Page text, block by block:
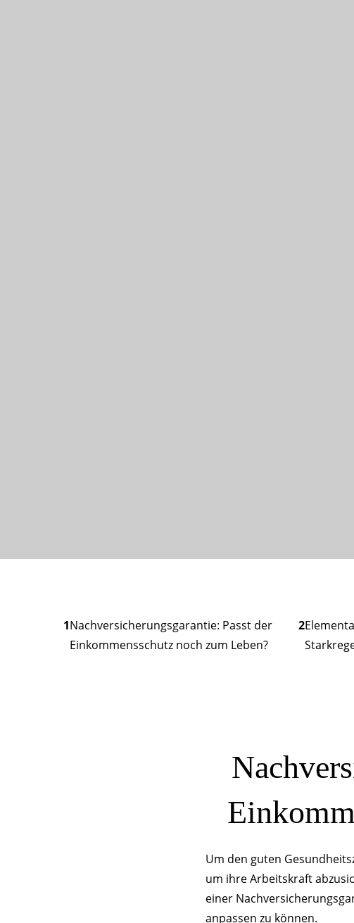
1Nachversicher­ungsgarantie: Passt der
Einkommens­schutz noch zum Leben?
2
Um den guten
um ihre Arbeitskraft
einer
anpassen zu können.